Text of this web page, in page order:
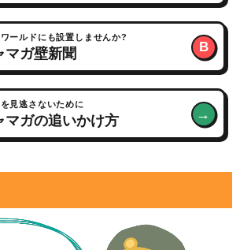
ールドにも設置しませんか?
マガ壁新聞 B
見逃さないために
マガの追いかけ方 →